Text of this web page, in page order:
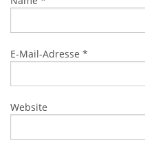
E-Mail-Adresse *
Website